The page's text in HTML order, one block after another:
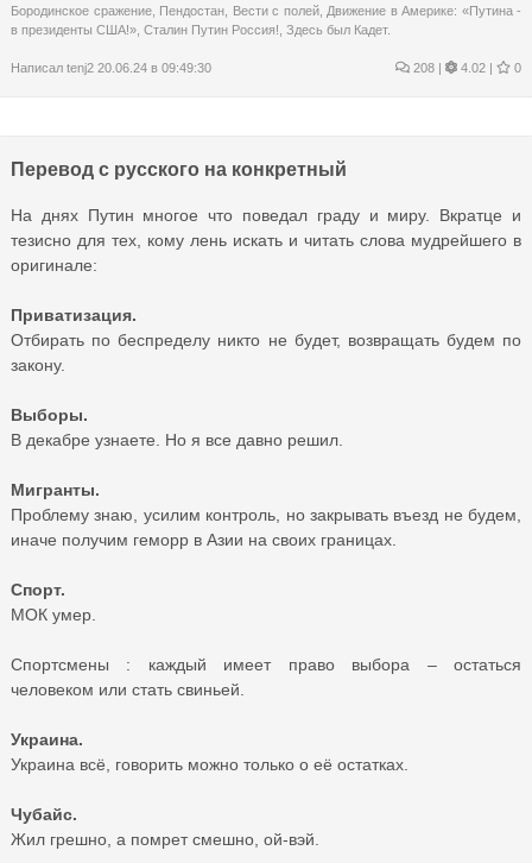
Бородинское сражение, Пендостан Вести с полей, Движение в Америке: «Путина -
в президенты США!» Сталин Путин Россия! Здесь был Кадет.
Написал tenj2 20.06.24 в 09:49:30 208 | 4.02 | 0
Перевод с русского на конкретный
На днях Путин многое что поведал граду и миру. Вкратце и
тезисно для тех, кому лень искать и читать слова мудрейшего в
оригинале:
Приватизация.
Отбирать по беспределу никто не будет, возвращать будем по
закону.
Выборы.
В декабре узнаете. Но я все давно решил.
Мигранты.
Проблему знаю, усилим контроль, но закрывать въезд не будем,
иначе получим геморр в Азии на своих границах.
Спорт.
МОК умер.
Спортсмены : каждый имеет право выбора – остаться
человеком или стать свиньей.
Украина.
Украина всё, говорить можно только о её остатках.
Чубайс.
Жил грешно, а помрет смешно, ой-вэй.